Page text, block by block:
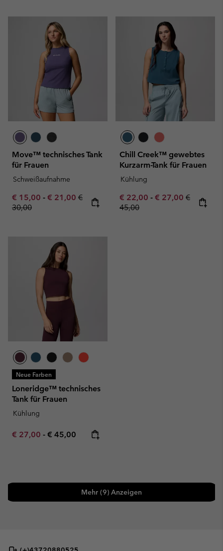
Move™ technisches Tank
für Frauen
Schweißaufnahme
Minimum sale price:
€ 15,00 - Maximum sale price:
€ 21,00 Regular price:
€
30,00
Chill Creek™ gewebtes
Kurzarm-Tank für Frauen
Kühlung
Minimum sale price:
€ 22,00 - Maximum sale
€ 27,00 Regular
€
45,00
Neue Farben
Loneridge™ technisches
Tank für Frauen
Kühlung
Minimum sale price:
€ 27,00 - Maximum price:
€ 45,00
Mehr (9) Anzeigen